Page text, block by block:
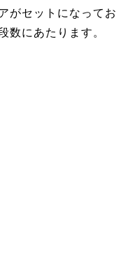
がセットになってお
数にあたります。